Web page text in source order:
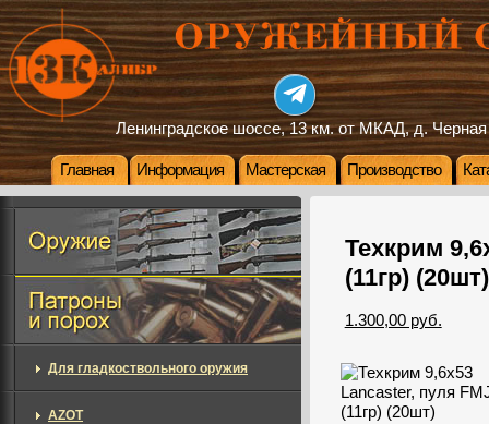
Ленинградское шоссе, 13 км. от МКАД, д. Черная
Главная Информация Мастерская Производство
Техкрим
(11гр) (20шт)
1.300,00 руб.
Для гладкоствольного оружия
AZOT